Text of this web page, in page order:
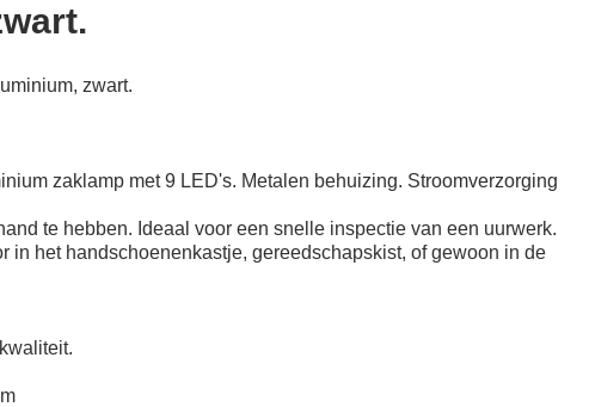
zwart.
zaklamp met 9 LED's. Metalen behuizing. Stroomverzorging
te hebben. Ideaal voor een snelle inspectie van een uurwerk.
in het handschoenenkastje, gereedschapskist, of gewoon in de